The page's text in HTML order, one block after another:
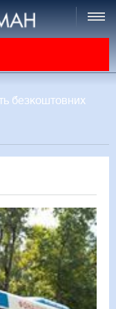
безкоштовних